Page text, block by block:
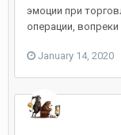
эмоции при
операции,
January 14, 2020